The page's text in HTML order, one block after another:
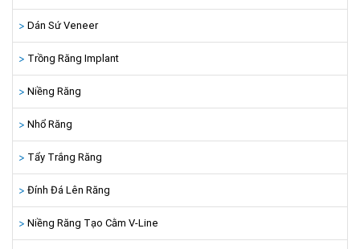
Dán Sứ Veneer
Trồng Răng Implant
Niềng Răng
Nhổ Răng
Tẩy Trắng Răng
Đính Đá Lên Răng
Niềng Răng Tạo Cằm V-Line